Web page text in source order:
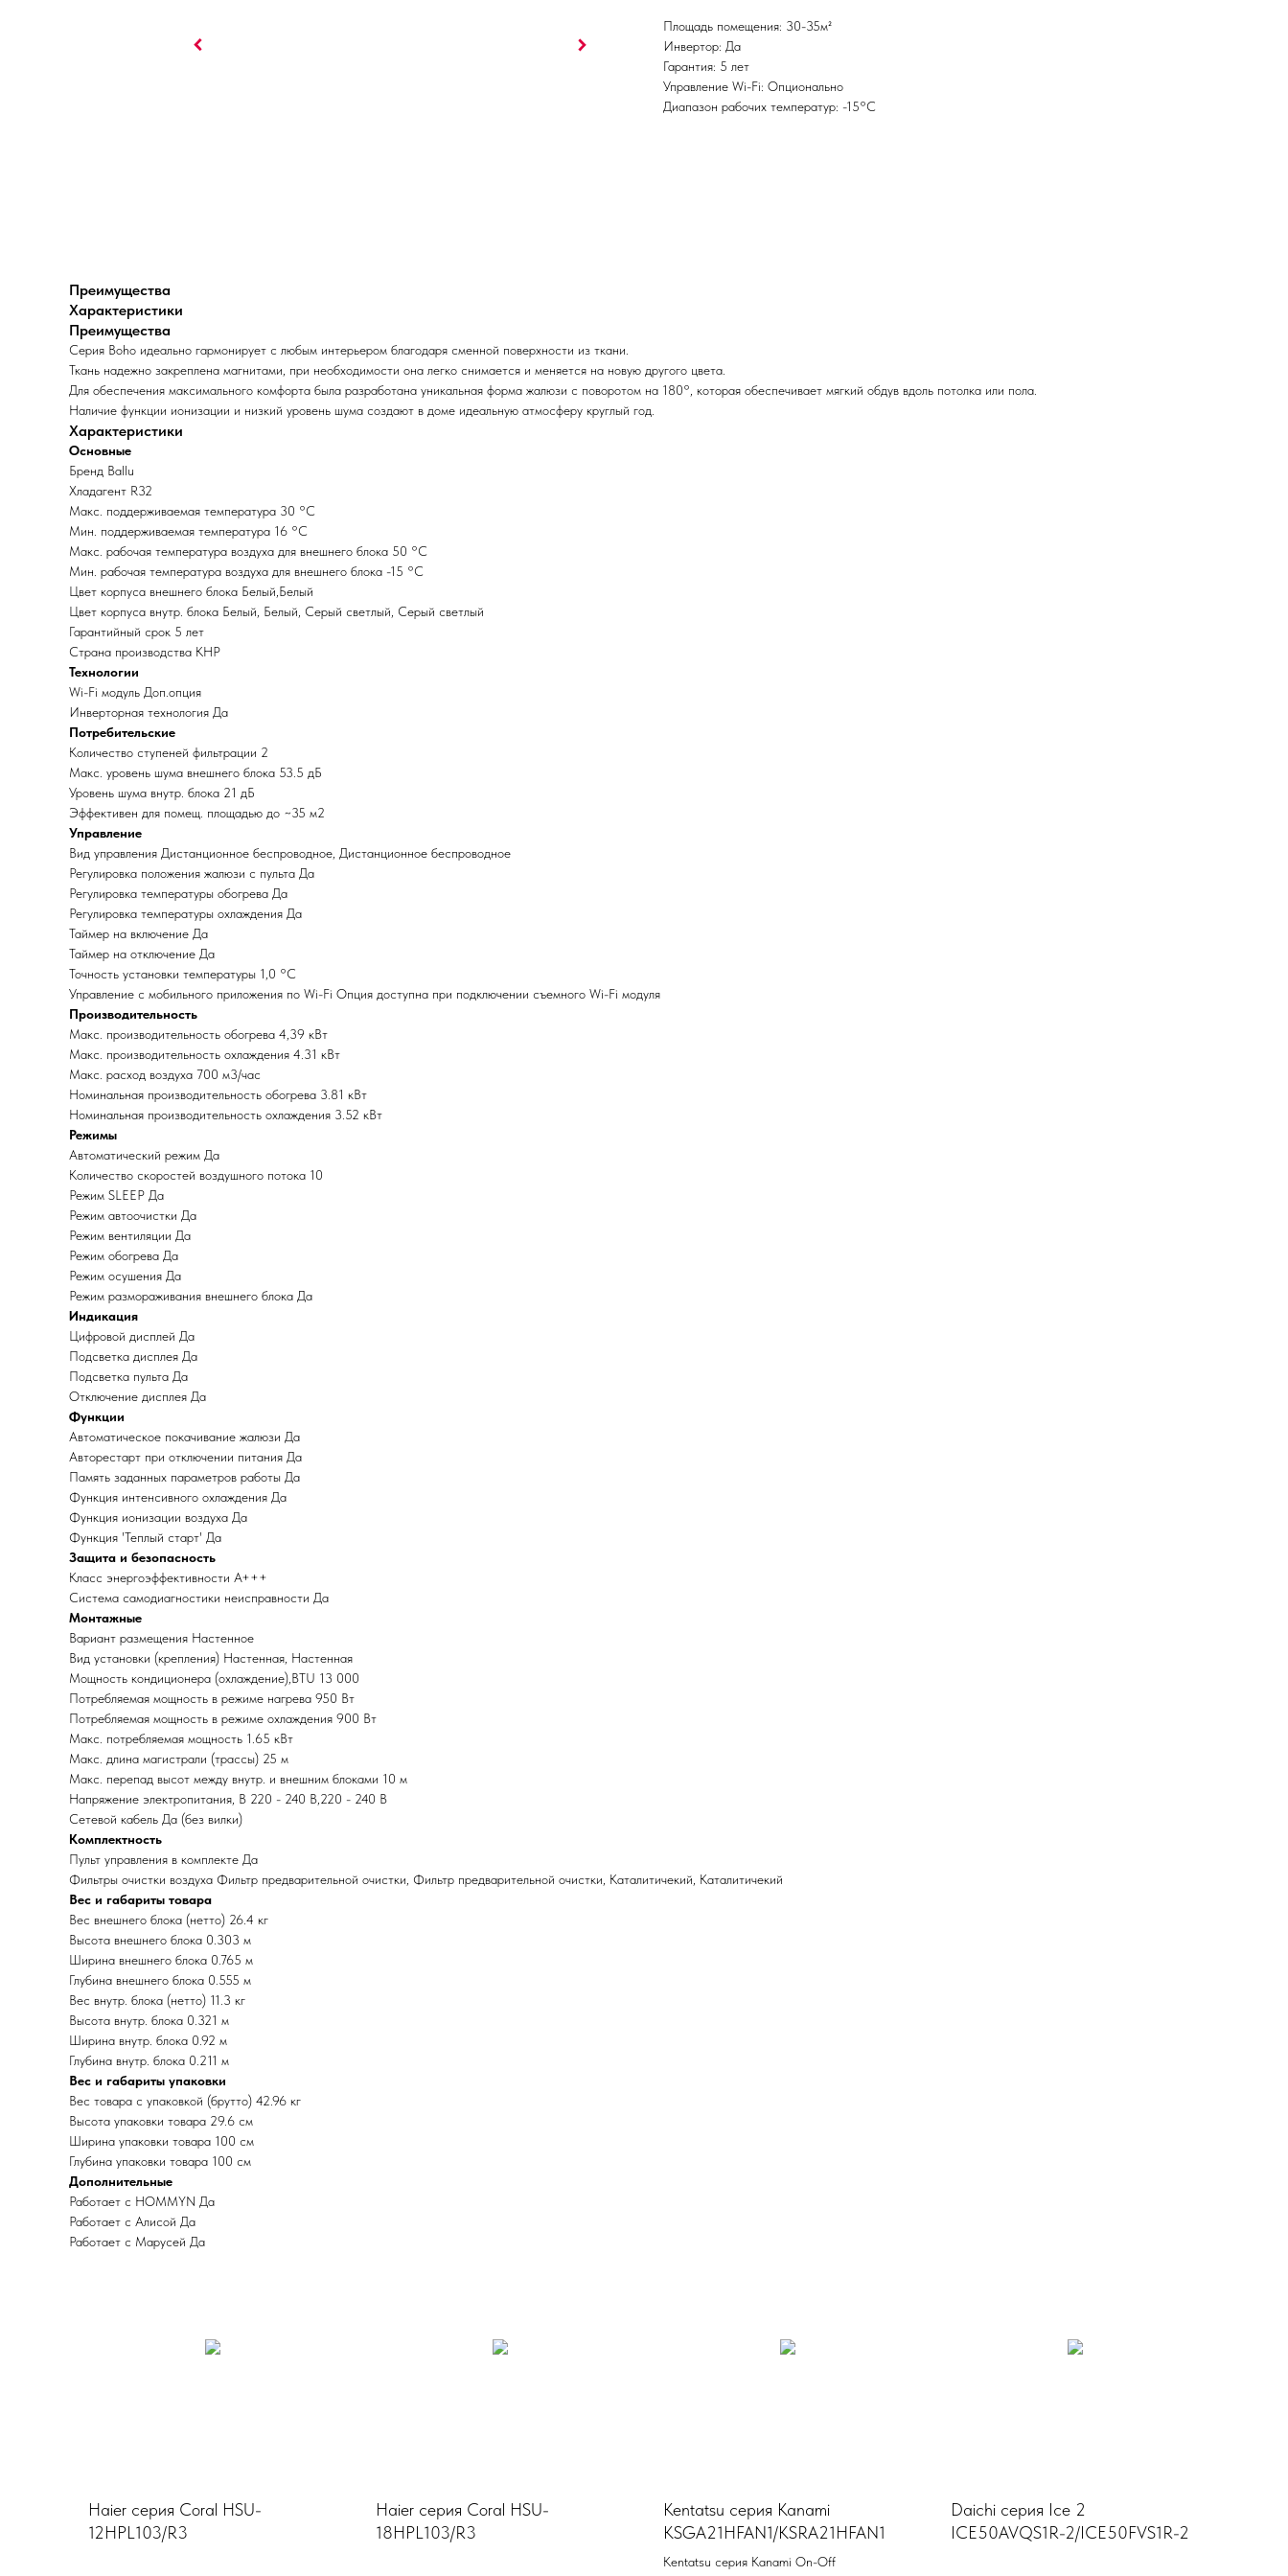
Площадь помещения: 30-35м²
Инвертор: Да
Гарантия: 5 лет
Управление Wi-Fi: Опционально
Диапазон рабочих температур: -15°С
Преимущества
Характеристики
Преимущества
Серия Boho идеально гармонирует с любым интерьером благодаря сменной поверхности из ткани.
Ткань надежно закреплена магнитами, при необходимости она легко снимается и меняется на новую другого цвета.
Для обеспечения максимального комфорта была разработана уникальная форма жалюзи с поворотом на 180°, которая обеспечивает мягкий обдув вдоль потолка или пола.
Наличие функции ионизации и низкий уровень шума создают в доме идеальную атмосферу круглый год.
Характеристики
Основные
Бренд Ballu
Хладагент R32
Макс. поддерживаемая температура 30 °С
Мин. поддерживаемая температура 16 °С
Макс. рабочая температура воздуха для внешнего блока 50 °С
Мин. рабочая температура воздуха для внешнего блока -15 °С
Цвет корпуса внешнего блока Белый,Белый
Цвет корпуса внутр. блока Белый, Белый, Серый светлый, Серый светлый
Гарантийный срок 5 лет
Страна производства КНР
Технологии
Wi-Fi модуль Доп.опция
Инверторная технология Да
Потребительские
Количество ступеней фильтрации 2
Макс. уровень шума внешнего блока 53.5 дБ
Уровень шума внутр. блока 21 дБ
Эффективен для помещ. площадью до ~35 м2
Управление
Вид управления Дистанционное беспроводное, Дистанционное беспроводное
Регулировка положения жалюзи с пульта Да
Регулировка температуры обогрева Да
Регулировка температуры охлаждения Да
Таймер на включение Да
Таймер на отключение Да
Точность установки температуры 1,0 °С
Управление c мобильного приложения по Wi-Fi Опция доступна при подключении съемного Wi-Fi модуля
Производительность
Макс. производительность обогрева 4,39 кВт
Макс. производительность охлаждения 4.31 кВт
Макс. расход воздуха 700 м3/час
Номинальная производительность обогрева 3.81 кВт
Номинальная производительность охлаждения 3.52 кВт
Режимы
Автоматический режим Да
Количество скоростей воздушного потока 10
Режим SLEEP Да
Режим автоочистки Да
Режим вентиляции Да
Режим обогрева Да
Режим осушения Да
Режим размораживания внешнего блока Да
Индикация
Цифровой дисплей Да
Подсветка дисплея Да
Подсветка пульта Да
Отключение дисплея Да
Функции
Автоматическое покачивание жалюзи Да
Авторестарт при отключении питания Да
Память заданных параметров работы Да
Функция интенсивного охлаждения Да
Функция ионизации воздуха Да
Функция 'Теплый старт' Да
Защита и безопасность
Класс энергоэффективности A+++
Система самодиагностики неисправности Да
Монтажные
Вариант размещения Настенное
Вид установки (крепления) Настенная, Настенная
Мощность кондиционера (охлаждение),BTU 13 000
Потребляемая мощность в режиме нагрева 950 Вт
Потребляемая мощность в режиме охлаждения 900 Вт
Макс. потребляемая мощность 1.65 кВт
Макс. длина магистрали (трассы) 25 м
Макс. перепад высот между внутр. и внешним блоками 10 м
Напряжение электропитания, В 220 - 240 В,220 - 240 В
Сетевой кабель Да (без вилки)
Комплектность
Пульт управления в комплекте Да
Фильтры очистки воздуха Фильтр предварительной очистки, Фильтр предварительной очистки, Каталитичекий, Каталитичекий
Вес и габариты товара
Вес внешнего блока (нетто) 26.4 кг
Высота внешнего блока 0.303 м
Ширина внешнего блока 0.765 м
Глубина внешнего блока 0.555 м
Вес внутр. блока (нетто) 11.3 кг
Высота внутр. блока 0.321 м
Ширина внутр. блока 0.92 м
Глубина внутр. блока 0.211 м
Вес и габариты упаковки
Вес товара с упаковкой (брутто) 42.96 кг
Высота упаковки товара 29.6 см
Ширина упаковки товара 100 см
Глубина упаковки товара 100 см
Дополнительные
Работает с HOMMYN Да
Работает с Алисой Да
Работает с Марусей Да
Haier серия Coral HSU-
12HPL103/R3
Haier серия Coral HSU-
18HPL103/R3
Kentatsu серия Kanami
KSGA21HFAN1/KSRA21HFAN1
Kentatsu серия Kanami On-Off
Daichi серия Ice 2
ICE50AVQS1R-2/ICE50FVS1R-2